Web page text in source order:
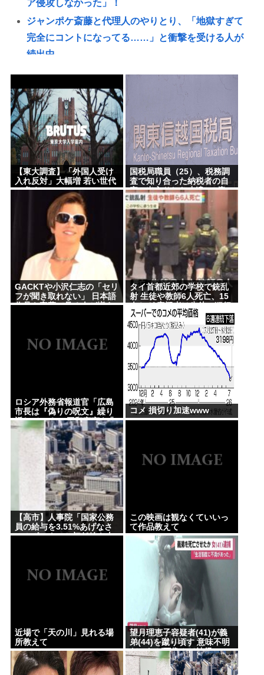
ア侵攻しなかった」！
ジャンポケ斎藤と代理人のやりとり、「地獄すぎて
完全にコントになってる……」と衝撃を受ける人が
続出中
渡邊渚さん「私がPTSDと診断された当時、世間はま
だPTSDという言葉は浸透されていませんでした」
この映画は観なくていいって作品教えて
近場で「天の川」見れる場所教えて🥺
氷河期世代『ルッキズムが一番酷かったのは00年
代、こういうチャラい外見の男が街に溢れかえって
た。」たし蟹
【昆虫食】食用コオロギビジネスで破産したグリラ
ス社長 みんなにコオロギ食を広める為にリベンジ
【日本水産物輸入禁止に釈明が必要】 韓国のCPTPP
加盟への課題を関西外大教授に聞く 李大統領に
「政治利用」の過去
【徹底討論】ワイ(48)無職はこのまま逃げ切れるのか
【皇室】 宮内庁長官実力行使 愛子天皇実現へ！
【朗報】佐倉綾音さん（32）、自分のシコポイント
に気づいてしまうwww
Powered by livedoor 相互RSS
【東大調査】「外国人受け
入れ反対」大幅増 若い世代
で多く
国税局職員（25）、税務調
査で知り合った納税者の自
宅に出入りしお小遣い1億
5000万円頂戴するwww
GACKTや小沢仁志の「セリ
フが聞き取れない」 日本語
作品を字幕で見る人が増え
タイ首都近郊の学校で銃乱
射 生徒や教師6人死亡、15
人ケガ 容疑者は生徒…犯行
後に自殺
ロシア外務省報道官「広島
市長は『偽りの呪文』繰り
返している」 平和宣言を非
難
コメ 損切り加速www
【高市】人事院「国家公務
員の給与を3.51%あげなさ
い！ボーナスと初任給も上
この映画は観なくていいっ
て作品教えて
近場で「天の川」見れる場
所教えて
望月理恵子容疑者(41)が義
弟(44)を蹴り頃す 意味不明
だったが画像みて納得